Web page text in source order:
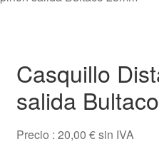
Noticias
Testimonios
Ofertas
Casquillo
salida
Precio : 20,00 €sin IVA